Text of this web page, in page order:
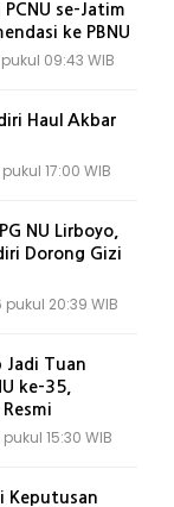
PCNU se-Jatim
ke PBNU
09:43 WIB
Haul Akbar
17:00 WIB
NU Lirboyo,
Dorong Gizi
pukul 20:39 WIB
Jadi Tuan
ke-35,
15:30 WIB
Keputusan